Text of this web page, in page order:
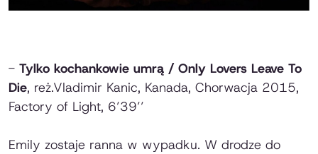
- Tylko kochankowie umrą / Only Lovers Leave To
Die, reż.Vladimir Kanic, Kanada, Chorwacja 2015,
Factory of Light, 6’39’’
Emily zostaje ranna w wypadku. W drodze do